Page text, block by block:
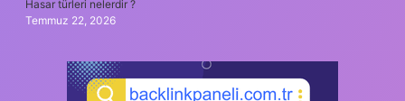
Hasar türleri nelerdir ?
Temmuz 22, 2026